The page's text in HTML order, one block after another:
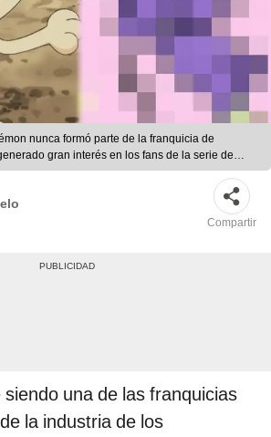
nunca formó parte de la franquicia de
gran interés en los fans de la serie de
James Turner
Compartir
siendo una de las franquicias
la industria de los